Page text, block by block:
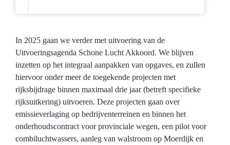
In 2025 gaan we verder met uitvoering van de
Uitvoeringsagenda Schone Lucht Akkoord. We blijven
inzetten op het integraal aanpakken van opgaves, en zullen
hiervoor onder meer de toegekende projecten met
rijksbijdrage binnen maximaal drie jaar (betreft specifieke
rijksuitkering) uitvoeren. Deze projecten gaan over
emissieverlaging op bedrijventerreinen en binnen het
onderhoudscontract voor provinciale wegen, een pilot voor
combiluchtwassers, aanleg van walstroom op Moerdijk en